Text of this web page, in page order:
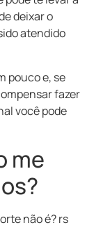
deixar o
atendido
pouco e, se
fazer
você pode
me
não é? rs